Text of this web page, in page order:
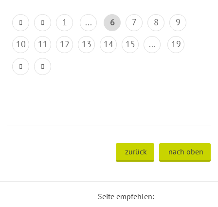
1 ... 6 7 8
9
10
11 12 13 14 15 ... 19
zurück nach oben
Seite empfehlen: